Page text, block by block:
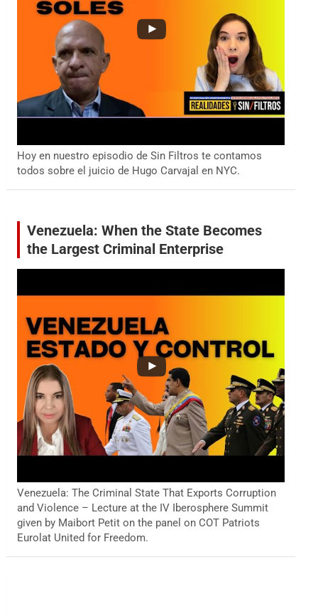
Hoy en nuestro episodio de Sin Filtros te contamos
todos sobre el juicio de Hugo Carvajal en NYC.
Venezuela: When the State Becomes
the Largest Criminal Enterprise
Venezuela: The Criminal State That Exports Corruption
and Violence – Lecture at the IV Iberosphere Summit
given by Maibort Petit on the panel on COT Patriots
Eurolat United for Freedom.